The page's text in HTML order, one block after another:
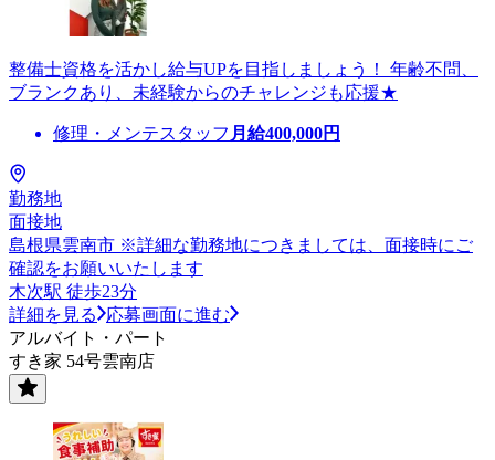
整備士資格を活かし給与UPを目指しましょう！ 年齢不問、
ブランクあり、未経験からのチャレンジも応援★
修理・メンテスタッフ 月給400,000円
勤務地
面接地
島根県雲南市 ※詳細な勤務地につきましては、面接時にご
確認をお願いいたします
木次駅 徒歩23分
詳細を見る
応募画面に進む
アルバイト・パート
すき家 54号雲南店